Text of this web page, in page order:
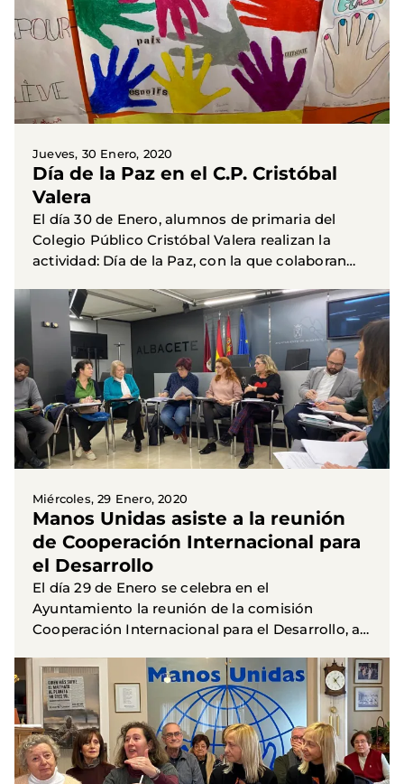
Jueves, 30 Enero, 2020
Día de la Paz en el C.P. Cristóbal
Valera
El día 30 de Enero, alumnos de primaria del
Colegio Público Cristóbal Valera realizan la
actividad: Día de la Paz, con la que colaboran
muy importante...
Miércoles, 29 Enero, 2020
Manos Unidas asiste a la reunión
de Cooperación Internacional para
el Desarrollo
El día 29 de Enero se celebra en el
Ayuntamiento la reunión de la comisión
Cooperación Internacional para el Desarrollo, a
en representación de Manos...